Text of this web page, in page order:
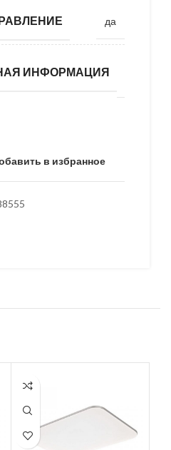
да
ИНФОРМАЦИЯ
в избранное